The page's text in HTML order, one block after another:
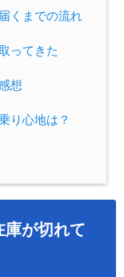
くまでの流れ
ってきた
想
り心地は？
庫が切れて